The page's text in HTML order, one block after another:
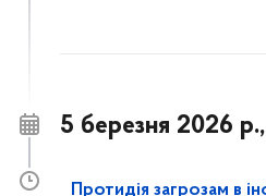
5 березня 2026 р.,
Протидія загрозам в